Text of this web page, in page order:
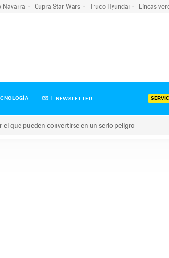
Navarra Cupra Star Wars Truco Hyundai Líneas
NEWSLETTER
el que pueden convertirse en un serio peligro